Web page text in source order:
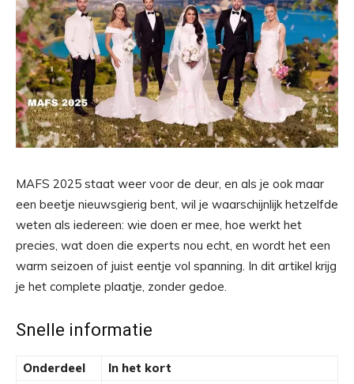
MAFS 2025 staat weer voor de deur, en als je ook maar
een beetje nieuwsgierig bent, wil je waarschijnlijk hetzelfde
weten als iedereen: wie doen er mee, hoe werkt het
precies, wat doen die experts nou echt, en wordt het een
warm seizoen of juist eentje vol spanning. In dit artikel krijg
je het complete plaatje, zonder gedoe.
Snelle informatie
Onderdeel
In het kort